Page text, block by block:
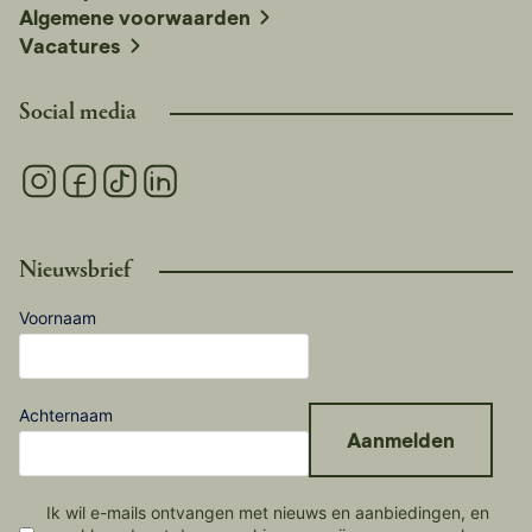
Social media
Nieuwsbrief
Voornaam
Achternaam
Ik wil e-mails ontvangen met nieuws en aanbiedingen, en
Aanmelden
Algemene voorwaarden
Vacatures